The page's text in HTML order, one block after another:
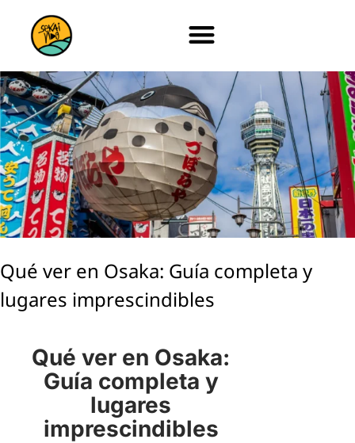
Qué ver en Osaka: Guía completa y
lugares imprescindibles
Qué ver en Osaka:
Guía completa y
lugares
imprescindibles